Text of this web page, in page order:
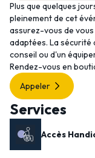
Plus que quelques
pleinement de cet
assurez-vous de
adaptées. La sécurité
conseil ou d'un
Rendez-vous en
Appeler
Services
Accès